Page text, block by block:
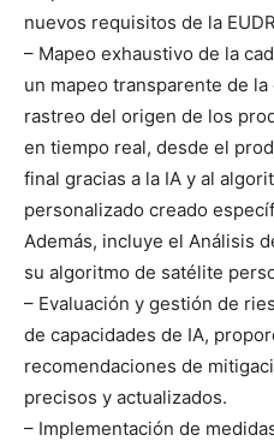
nuevos requisitos de la
– Mapeo exhaustivo de la
un mapeo transparente de
rastreo del origen de los
en tiempo real, desde el
final gracias a la IA y al
personalizado creado
Además, incluye el Análisis
su algoritmo de satélite
– Evaluación y gestión de
de capacidades de IA,
recomendaciones de
precisos y actualizados.
– Implementación de